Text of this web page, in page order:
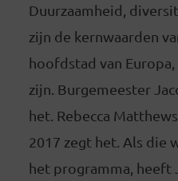
Duurzaamheid,
zijn de kernwaarden
hoofdstad van
zijn. Burgemeester
het. Rebecca
2017 zegt het. Als die
het programma, heeft